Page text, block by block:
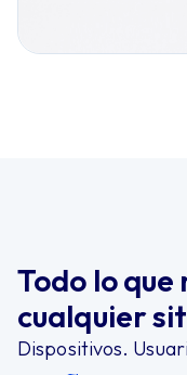
Todo lo que
cualquier
Dispositivos.